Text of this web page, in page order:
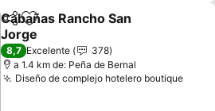
CompartirAgregar a favoritos
Cabañas Rancho San
Jorge
8,7 Excelente
378
a 1.4 km de: Peña de Bernal
Diseño de complejo hotelero boutique